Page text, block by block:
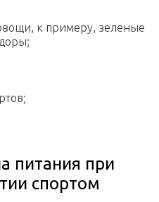
к примеру, зеленые
питания при
спортом